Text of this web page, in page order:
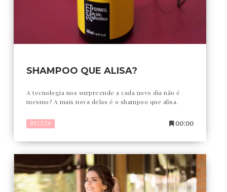
SHAMPOO QUE ALISA?
A tecnologia nos surpreende a cada novo dia não é
mesmo? A mais nova delas é o shampoo que alisa.
BELEZA 00:00